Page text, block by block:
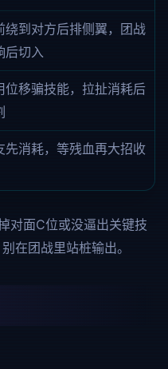
绕到对方后排侧翼，团战
后切入
位移骗技能，拉扯消耗后
先消耗，等残血再大招收
对面C位或没逼出关键技
在团战里站桩输出。